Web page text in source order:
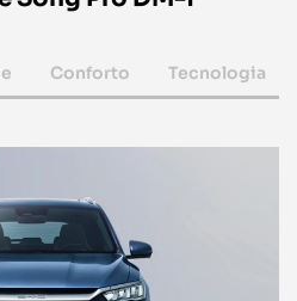
Conforto Tecnologia